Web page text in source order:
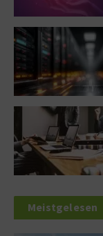
Meistgelesen